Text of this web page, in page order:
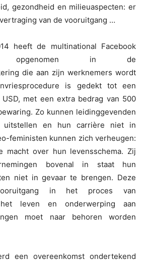
gezondheid en milieuaspecten: er
van de vooruitgang …
heeft de multinational Facebook
opgenomen in de
die aan zijn werknemers wordt
is gedekt tot een
met een extra bedrag van 500
Zo kunnen leidinggevenden
uitstellen en hun carrière niet in
feministen kunnen zich verheugen:
macht over hun levensschema. Zij
bovenal in staat hun
niet in gevaar te brengen. Deze
in het proces van
leven en onderwerping aan
moet naar behoren worden
een overeenkomst ondertekend